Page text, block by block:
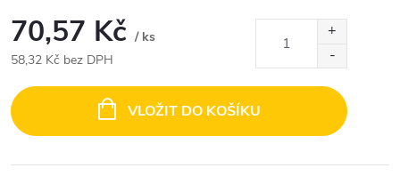
70,57 Kč / ks
58,32 Kč bez DPH
cena:
VLOŽIT DO KOŠÍKU